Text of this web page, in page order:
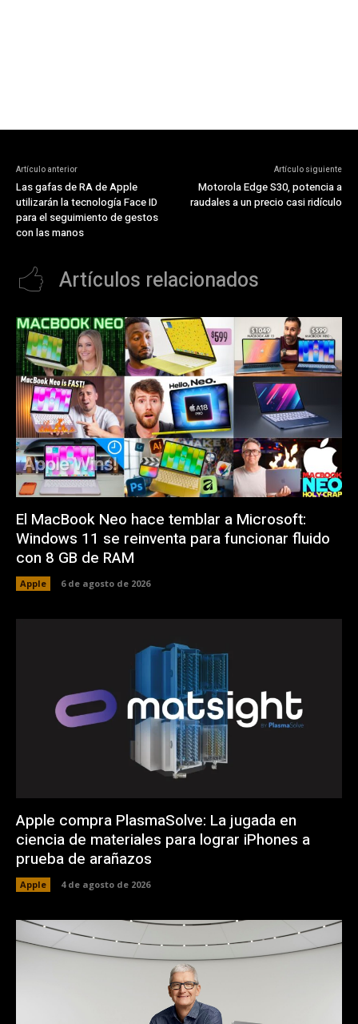
Artículo anterior
Las gafas de RA de Apple
utilizarán la tecnología Face ID
para el seguimiento de gestos
con las manos
Artículo siguiente
Motorola Edge S30, potencia a
raudales a un precio casi ridículo
Artículos relacionados
El MacBook Neo hace temblar a Microsoft:
Windows 11 se reinventa para funcionar fluido
con 8 GB de RAM
Apple 6 de agosto de 2026
Apple compra PlasmaSolve: La jugada en
ciencia de materiales para lograr iPhones a
prueba de arañazos
Apple 4 de agosto de 2026